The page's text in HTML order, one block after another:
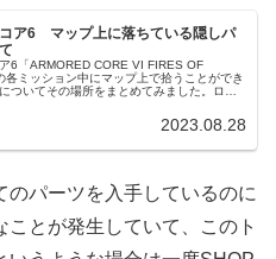
ア6 マップ上に落ちている隠しパ
6「ARMORED CORE VI FIRES OF
各ミッション中にマップ上で拾うことができ
ついてその場所をまとめてみました。ログ
2023.08.28
パーツを入手しているのに
とが発生していて、このト